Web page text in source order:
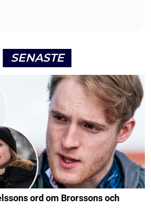
SENASTE
ord om Brorssons och